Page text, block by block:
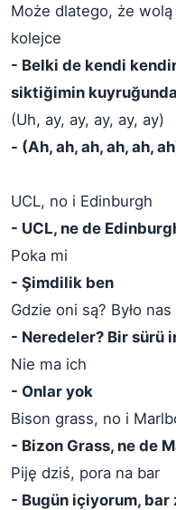
Może dlatego, że
kolejce
- Belki de kendi
siktiğimin
(Uh, ay, ay, ay, ay, ay)
- (Ah, ah, ah, ah, ah,
UCL, no i Edinburgh
- UCL, ne de
Poka mi
- Şimdilik ben
Gdzie oni są? Było
- Neredeler? Bir sürü
Nie ma ich
- Onlar yok
Bison grass, no i
- Bizon Grass, ne de
Piję dziś, pora na bar
- Bugün içiyorum, bar